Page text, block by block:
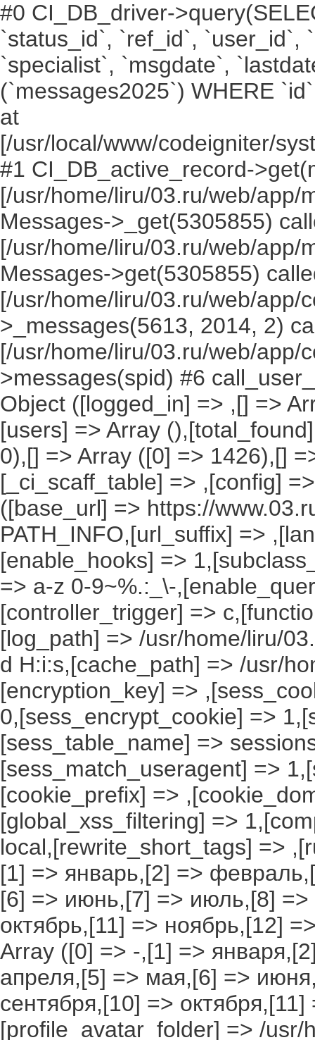
#0 CI_DB_driver-
`status_id`, `ref_id`, `user_id`,
`specialist`, `msgdate`,
(`messages2025`) WHERE
at
[/usr/local/www/codeigniter/
#1 CI_DB_active_record-
[/usr/home/liru/03.ru/web/app/
Messages->_get(5305855)
[/usr/home/liru/03.ru/web/app/
Messages->get(5305855)
[/usr/home/liru/03.ru/web/app/
>_messages(5613, 2014, 2)
[/usr/home/liru/03.ru/web/app/
>messages(spid) #6
Object ([logged_in] => ,[] =>
[users] => Array
0),[] => Array ([0] => 1426),[]
[_ci_scaff_table] => ,[config]
([base_url] => https://
PATH_INFO,[url_suffix] =>
[enable_hooks] =>
=> a-z 0-9~%.:_\-
[controller_trigger] =>
[log_path] => /usr/home/liru/
d H:i:s,[cache_path] => /usr/
[encryption_key] =>
0,[sess_encrypt_cookie] =>
[sess_table_name] =>
[sess_match_useragent] =>
[cookie_prefix] =>
[global_xss_filtering] =>
local,[rewrite_short_tags] =>
[1] => январь,[2] =>
[6] => июнь,[7] => июль,[8] =>
октябрь,[11] => ноябрь,[12]
Array ([0] => -,[1] =>
апреля,[5] => мая,[6] =>
сентября,[10] =>
[profile_avatar_folder] => /